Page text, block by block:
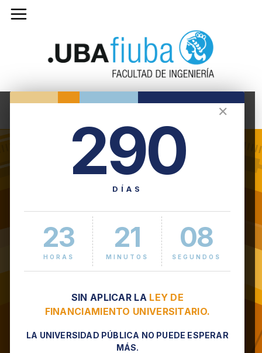
✕
290
DÍAS
23
HORAS
21
MINUTOS
09
SEGUNDOS
SIN APLICAR LA LEY DE
FINANCIAMIENTO UNIVERSITARIO.
LA UNIVERSIDAD PÚBLICA NO PUEDE ESPERAR
MÁS.